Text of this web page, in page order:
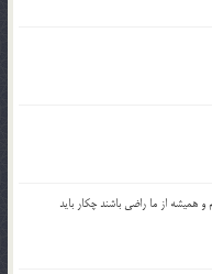
هميشه از ما راضي باشند چكار بايد